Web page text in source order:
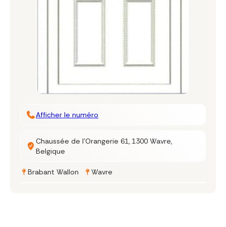
Afficher le numéro
Chaussée de l'Orangerie 61, 1300 Wavre,
Belgique
Brabant Wallon Wavre